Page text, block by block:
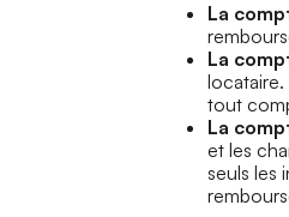
La
La
locataire.
tout
La
et les
seuls les